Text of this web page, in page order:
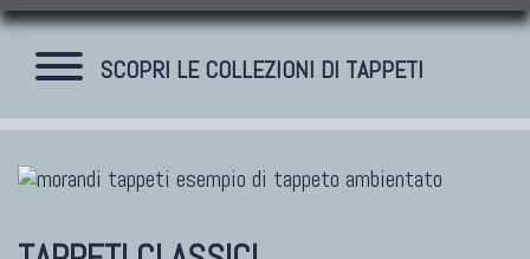
SCOPRI LE COLLEZIONI DI TAPPETI
TAPPETI MODERNI